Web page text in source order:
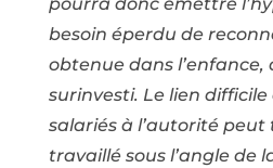
pourra donc émettre
besoin éperdu de
obtenue dans l’enfance,
surinvesti. Le lien
salariés à l’autorité
travaillé sous l’angle de